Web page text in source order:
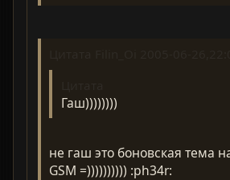
Гаш))))))))
не гаш это боновская тема
GSM =)))))))))) :ph34r: